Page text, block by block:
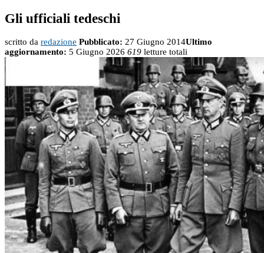
Gli ufficiali tedeschi
scritto da redazione Pubblicato: 27 Giugno 2014Ultimo
aggiornamento: 5 Giugno 2026 619 letture totali